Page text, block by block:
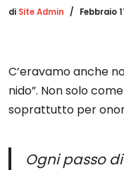
di Site Admin Febbraio
C’eravamo anche
nido”. Non solo
soprattutto per
Ogni passo